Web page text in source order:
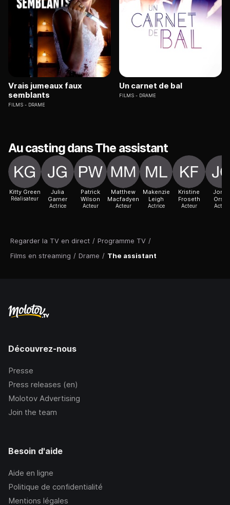
Regarder la TV en direct / Programme TV /
Films en streaming / Drame / The assistant
Vrais jumeaux faux
semblants
FILMS DRAME
Un carnet de bal
FILMS DRAME
Au casting dans The assistant
Kitty Green
Réalisateur
Julia
Garner
Actrice
Patrick
Wilson
Acteur
Matthew
Macfadyen
Acteur
Makenzie
Leigh
Actrice
Kristine
Froseth
Acteur
Jonny
Orsini
Acteur
Découvrez-nous
Presse
Press releases (en)
Molotov Advertising
Join the team
Besoin d'aide
Aide en ligne
Politique de confidentialité
Mentions légales